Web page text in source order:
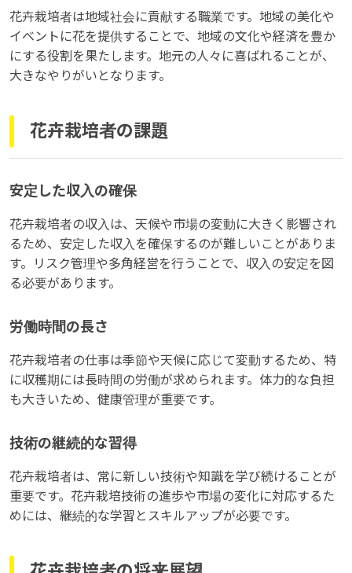
花卉栽培者は地域社会に貢献する職業です。地域の美化や
イベントに花を提供することで、地域の文化や経済を豊か
にする役割を果たします。地元の人々に喜ばれることが、
大きなやりがいとなります。
花卉栽培者の課題
安定した収入の確保
花卉栽培者の収入は、天候や市場の変動に大きく影響され
るため、安定した収入を確保するのが難しいことがありま
す。リスク管理や多角経営を行うことで、収入の安定を図
る必要があります。
労働時間の長さ
花卉栽培者の仕事は季節や天候に応じて変動するため、特
に収穫期には長時間の労働が求められます。体力的な負担
も大きいため、健康管理が重要です。
技術の継続的な習得
花卉栽培者は、常に新しい技術や知識を学び続けることが
重要です。花卉栽培技術の進歩や市場の変化に対応するた
めには、継続的な学習とスキルアップが必要です。